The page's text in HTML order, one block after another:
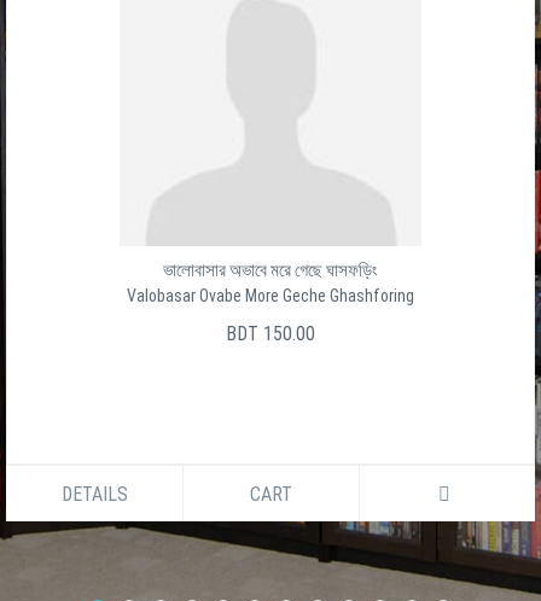
ভালোবাসার অভাবে মরে গেছে ঘাসফড়িং
Valobasar Ovabe More Geche Ghashforing
BDT 150.00
DETAILS CART